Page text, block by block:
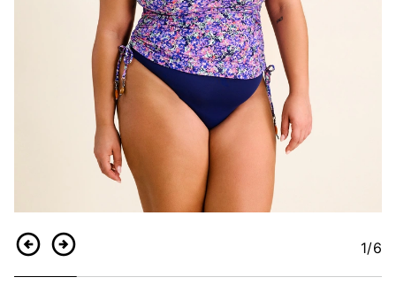
RetourContinuer 1/6